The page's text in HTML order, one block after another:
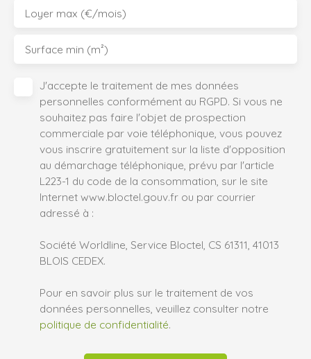
Loyer max (€/mois)
Surface min (m²)
J'accepte le traitement de mes données
personnelles conformément au RGPD. Si vous ne
souhaitez pas faire l'objet de prospection
commerciale par voie téléphonique, vous pouvez
vous inscrire gratuitement sur la liste d'opposition
au démarchage téléphonique, prévu par l'article
L223-1 du code de la consommation, sur le site
Internet www.bloctel.gouv.fr ou par courrier
adressé à :
Société Worldline, Service Bloctel, CS 61311, 41013
BLOIS CEDEX.
Pour en savoir plus sur le traitement de vos
données personnelles, veuillez consulter notre
politique de confidentialité.